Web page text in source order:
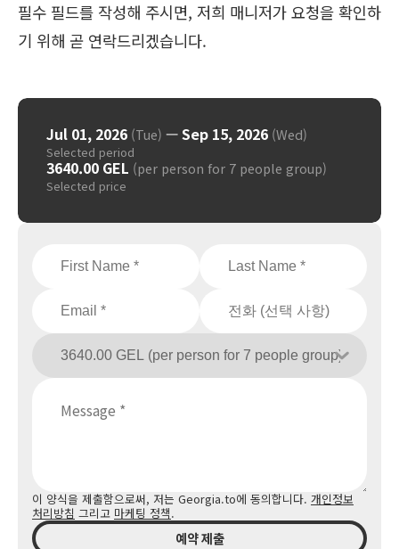
필수 필드를 작성해 주시면, 저희 매니저가 요청을 확인하
기 위해 곧 연락드리겠습니다.
이 양식을 제출함으로써, 저는 Georgia.to에 동의합니다. 개인정보
처리방침 그리고 마케팅 정책.
예약 제출
Jul 01, 2026 (Tue) —Sep 15, 2026 (Wed)
Selected period
3640.00 GEL (per person for 7 people group)
Selected price